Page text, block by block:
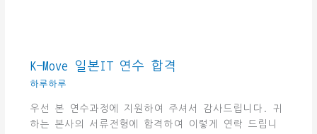
K-Move 일본IT 연수 합격
하루하루
우선 본 연수과정에 지원하여 주셔서 감사드립니다. 귀
하는 본사의 서류전형에 합격하여 이렇게 연락 드립니